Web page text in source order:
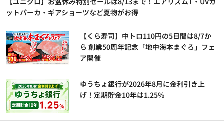
ットパーカ・ギアショーツなど夏物がお得
【くら寿司】中トロ110円の5日間は8/7か
ら 創業50周年記念「地中海本まぐろ」フェ
ア開催
ゆうちょ銀行が2026年8月に金利引き上
げ！定期貯金10年は1.25%